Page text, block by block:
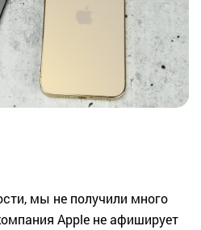
мы не получили много
Apple не афиширует